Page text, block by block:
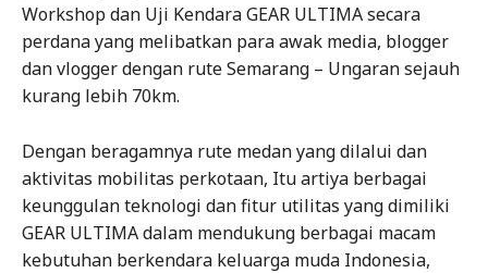
Workshop dan Uji Kendara GEAR ULTIMA secara
perdana yang melibatkan para awak media, blogger
dan vlogger dengan rute Semarang – Ungaran sejauh
kurang lebih 70km.
Dengan beragamnya rute medan yang dilalui dan
aktivitas mobilitas perkotaan, Itu artiya berbagai
keunggulan teknologi dan fitur utilitas yang dimiliki
GEAR ULTIMA dalam mendukung berbagai macam
kebutuhan berkendara keluarga muda Indonesia,